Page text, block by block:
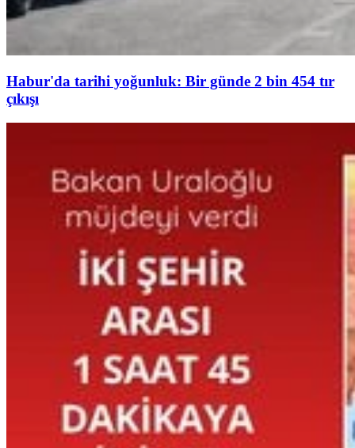
Habur'da tarihi yoğunluk: Bir günde 2 bin 454 tır
çıkışı